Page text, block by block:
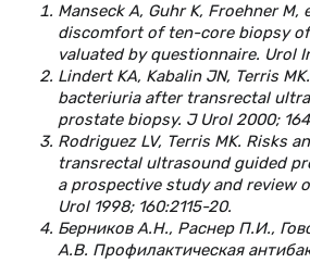
Manseck A, Guhr K, Froehner
discomfort of ten-core biopsy
valuated by questionnaire. Urol
Lindert KA, Kabalin JN, Terris
bacteriuria after transrectal
prostate biopsy. J Urol 2000;
Rodriguez LV, Terris MK. Risks
transrectal ultrasound guided
a prospective study and review
Urol 1998; 160:2115-20.
Берников А.Н., Раснер П.И.,
А.В. Профилактическая